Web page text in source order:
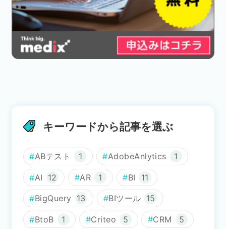
キーワードから記事を選ぶ
ABテスト 1 AdobeAnlytics 1
AI 12 AR 1 BI 11
BigQuery 13 BIツール 15
BtoB 1 Criteo 5 CRM 5